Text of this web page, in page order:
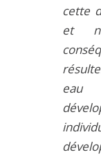
cette
et